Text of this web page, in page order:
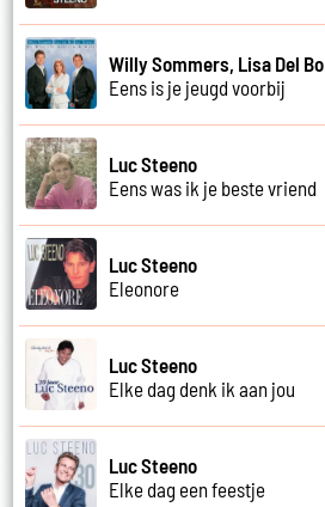
Willy Sommers, Lisa Del
Eens is je jeugd voorbij
Luc Steeno
Eens was ik je beste vriend
Luc Steeno
Eleonore
Luc Steeno
Elke dag denk ik aan jou
Luc Steeno
Elke dag een feestje